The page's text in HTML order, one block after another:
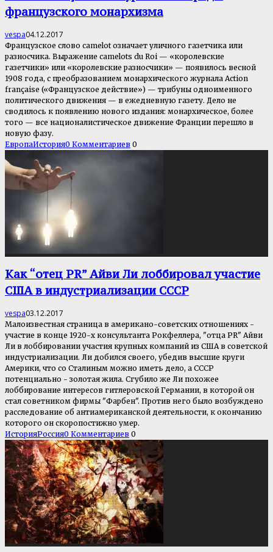
французского монархизма
vespa04.12.2017
Французское слово сamelot означает уличного газетчика или
разносчика. Выражение сamelots du Roi — «королевские
газетчики» или «королевские разносчики» — появилось весной
1908 года, с преобразованием монархического журнала Action
française («Французское действие») — трибуны одноименного
политического движения — в ежедневную газету. Дело не
сводилось к появлению нового издания: монархическое, более
того — все националистическое движение Франции перешло в
новую фазу.
ЕвропаИстория0 Комментариев 0
Как “отец PR” Айви Ли лоббировал участие
США в индустриализации СССР
vespa03.12.2017
Малоизвестная страница в американо-советских отношениях -
участие в конце 1920-х консультанта Рокфеллера, "отца PR" Айви
Ли в лоббировании участия крупных компаний из США в советской
индустриализации. Ли добился своего, убедив высшие круги
Америки, что со Сталиным можно иметь дело, а СССР
потенциально - золотая жила. Сгубило же Ли похожее
лоббирование интересов гитлеровской Германии, в которой он
стал советником фирмы "Фарбен". Против него было возбуждено
расследование об антиамериканской деятельности, к окончанию
которого он скоропостижно умер.
ИсторияРоссия0 Комментариев 0